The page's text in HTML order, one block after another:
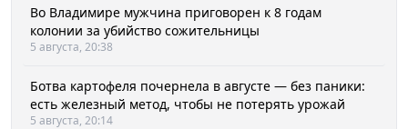
Во Владимире мужчина приговорен к 8 годам
колонии за убийство сожительницы
5 августа, 20:38
Ботва картофеля почернела в августе — без паники:
есть железный метод, чтобы не потерять урожай
5 августа, 20:14